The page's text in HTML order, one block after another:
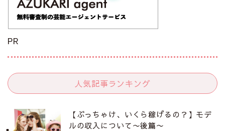
PR
人気記事ランキング
【ぶっちゃけ、いくら稼げるの？】モデ
ルの収入について〜後篇〜